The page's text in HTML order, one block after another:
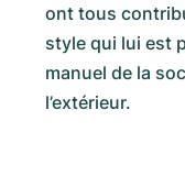
ont tous
style qui lui est
manuel de la
l’extérieur.